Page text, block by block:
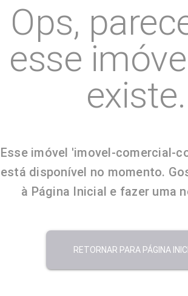
Ops,
esse
existe.
Esse imóvel 'imovel-comercial-
está disponível no momento.
à Página Inicial e fazer uma
RETORNAR PARA PÁGINA